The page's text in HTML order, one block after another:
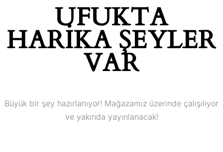
UFUKTA
HARIKA ŞEYLER
VAR
Büyük bir şey hazırlanıyor! Mağazamız üzerinde çalışılıyor
ve yakında yayınlanacak!